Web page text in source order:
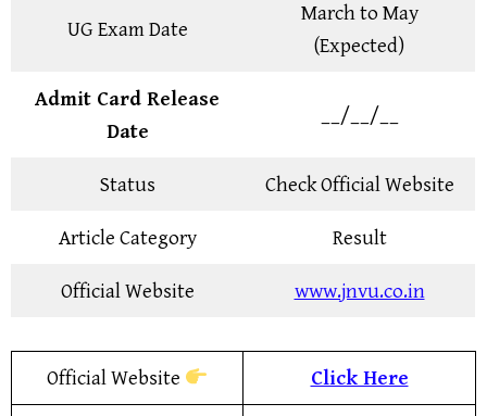
UG Exam Date
March to May
(Expected)
Admit Card Release
Date
__/__/__
Status Check Official Website
Article Category Result
Official Website www.jnvu.co.in
Official Website Click Here